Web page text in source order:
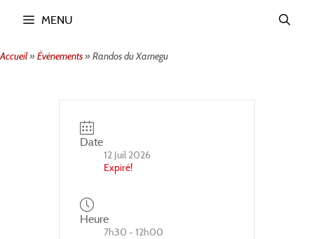
MENU
Accueil» Événements» Randos du Xarnegu
Date
12 Juil 2026
Expiré!
Heure
7h30 - 12h00